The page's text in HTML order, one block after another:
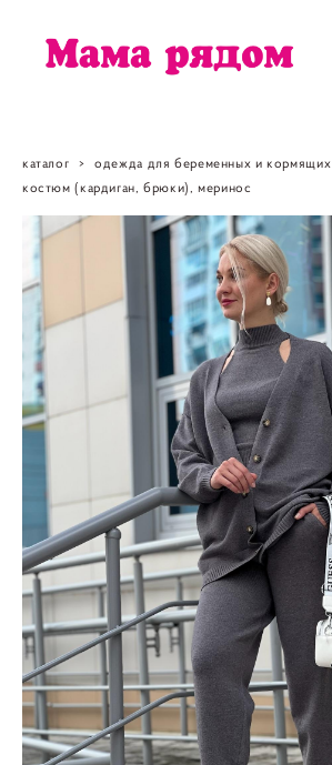
каталог > одежда для беременных и кормящих
костюм (кардиган, брюки), меринос